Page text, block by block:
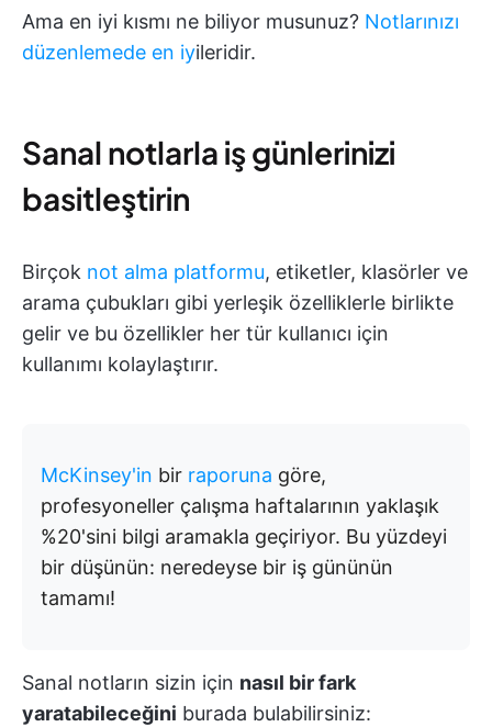
Ama en iyi kısmı ne biliyor musunuz? Notlarınızı
düzenlemede en iyileridir.
Sanal notlarla iş günlerinizi
basitleştirin
Birçok not alma platformu, etiketler, klasörler ve
arama çubukları gibi yerleşik özelliklerle birlikte
gelir ve bu özellikler her tür kullanıcı için
kullanımı kolaylaştırır.
McKinsey'in bir raporuna göre,
profesyoneller çalışma haftalarının yaklaşık
%20'sini bilgi aramakla geçiriyor. Bu yüzdeyi
bir düşünün: neredeyse bir iş gününün
tamamı!
Sanal notların sizin için nasıl bir fark
yaratabileceğini burada bulabilirsiniz: